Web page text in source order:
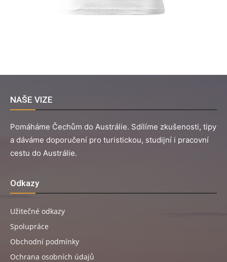
NAŠE VIZE
Pomáháme Čechům do Austrálie. Sdílíme zkušenosti, tipy
a dáváme doporučení pro turistickou, studijní i pracovní
cestu do Austrálie.
Odkazy
Užitečné odkazy
Spolupráce
Obchodní podmínky
Ochrana osobních údajů